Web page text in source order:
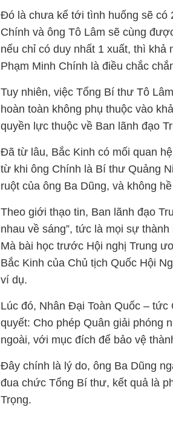
Đó là chưa kể tới tình huống sẽ có
Chính và ông Tô Lâm sẽ cùng
nếu chỉ có duy nhất 1 xuất, thì
Phạm Minh Chính là điều chắc
Tuy nhiên, việc Tổng Bí thư Tô
hoàn toàn không phụ thuộc vào
quyền lực thuộc về Ban lãnh đạo
Đã từ lâu, Bắc Kinh có mối quan
từ khi ông Chính là Bí thư Quảng
ruột của ông Ba Dũng, và không
Theo giới thạo tin, Ban lãnh đạo
nhau về sáng”, tức là mọi sự
Mà bài học trước Hội nghị Trung
Bắc Kinh của Chủ tịch Quốc Hội
ví dụ.
Lúc đó, Nhân Đại Toàn Quốc –
quyết: Cho phép Quân giải phóng
ngoài, với mục đích để bảo vệ
Đây chính là lý do, ông Ba Dũng
đua chức Tổng Bí thư, kết quả là
Trọng.